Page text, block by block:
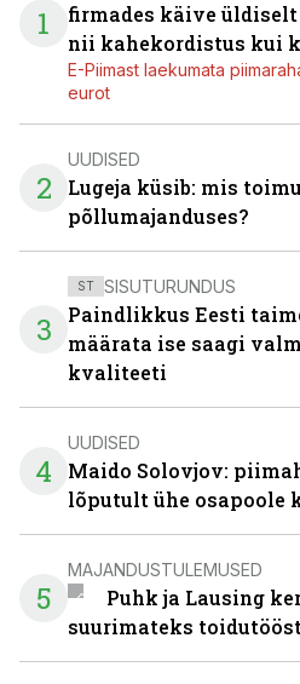
1
firmades käive
nii kahekordistus kui
E-Piimast laekumata
eurot
2
UUDISED
Lugeja küsib: mis
põllumajanduses?
3
ST SISUTURUNDUS
Paindlikkus Eesti
määrata ise saagi
kvaliteeti
4
UUDISED
Maido Solovjov:
lõputult ühe osapoole
5
MAJANDUSTULEMUSED
Puhk ja Lausing
suurimateks